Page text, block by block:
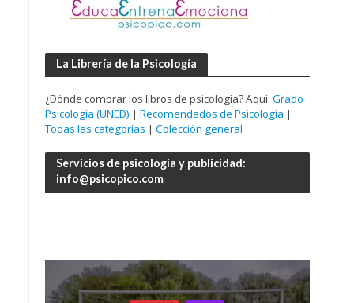
La Librería de la Psicología
¿Dónde comprar los libros de psicología? Aquí: Grado
Psicología (UNED) | Recomendados de Psicología |
Todas las categorías | Colección general
Servicios de psicología y publicidad:
info@psicopico.com